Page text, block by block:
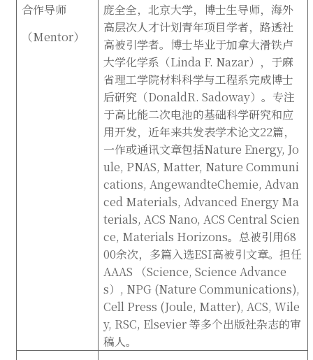
合作导师
（Mentor）
庞全全，北京大学，博士生导师，海外
高层次人才计划青年项目学者，路透社
高被引学者。博士毕业于加拿大滑铁卢
大学化学系（Linda F. Nazar），于麻
省理工学院材料科学与工程系完成博士
后研究（DonaldR. Sadoway）。专注
于高比能二次电池的基础科学研究和应
用开发，近年来共发表学术论文22篇，
一作或通讯文章包括Nature Energy, Jo
ule, PNAS, Matter, Nature Communi
cations, AngewandteChemie, Advan
ced Materials, Advanced Energy Ma
terials, ACS Nano, ACS Central Scien
ce, Materials Horizons。总被引用68
00余次，多篇入选ESI高被引文章。担任
AAAS （Science, Science Advance
s）, NPG (Nature Communications),
Cell Press (Joule, Matter), ACS, Wile
y, RSC, Elsevier 等多个出版社杂志的审
稿人。